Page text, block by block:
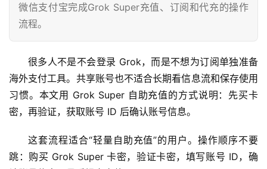
微信支付宝完成Grok Super充值、订阅和代充的操作
流程。
很多人不是不会登录 Grok，而是不想为订阅单独准备
海外支付工具。共享账号也不适合长期看信息流和保存使用
习惯。本文用 Grok Super 自助充值的方式说明：先买卡
密，再验证，获取账号 ID 后确认账号信息。
这套流程适合“轻量自助充值”的用户。操作顺序不要
跳：购买 Grok Super 卡密，验证卡密，填写账号 ID，确